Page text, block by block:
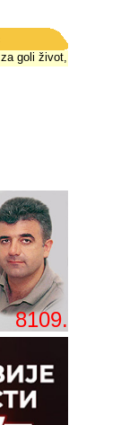
život, političari za fotelje
8109.